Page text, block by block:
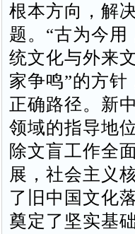
根本方向，解
题。“古为今
统文化与外来
家争鸣”的方
正确路径。新
领域的指导地
除文盲工作全
展，社会主义
了旧中国文化
奠定了坚实基础